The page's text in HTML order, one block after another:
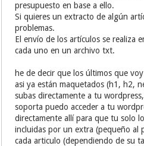
presupuesto en base a ello.
Si quieres un extracto de algún
problemas.
El envío de los artículos se realiza
cada uno en un archivo txt.
he de decir que los últimos que
asi ya están maquetados (h1, h2,
subas directamente a tu
soporta puedo acceder a tu
directamente allí para que tu solo
incluidas por un extra (pequeño al
cada articulo (dependiendo de su